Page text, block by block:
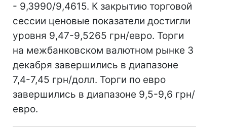
- 9,3990/9,4615. К закрытию торговой
сессии ценовые показатели достигли
уровня 9,47-9,5265 грн/евро. Торги
на межбанковском валютном рынке 3
декабря завершились в диапазоне
7,4-7,45 грн/долл. Торги по евро
завершились в диапазоне 9,5-9,6 грн/
евро.